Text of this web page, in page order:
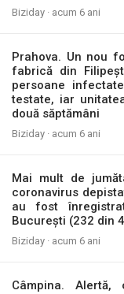
Biziday · acum 6 ani
Prahova. Un nou
fabrică din
persoane
testate, iar
două săptămâni
Biziday · acum 6 ani
Mai mult de
coronavirus
au fost
București (232 din
Biziday · acum 6 ani
Câmpina. Alertă,